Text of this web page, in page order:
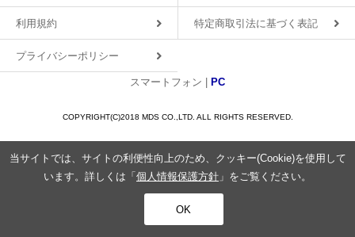
利用規約 特定商取引法に基づく表記
プライバシーポリシー
スマートフォン | PC
COPYRIGHT(C)2018 MDS CO.,LTD. ALL RIGHTS RESERVED.
当サイトでは、サイトの利便性向上のため、クッキー(Cookie)を使用して
います。詳しくは「 個人情報保護方針 」をご覧ください。
OK